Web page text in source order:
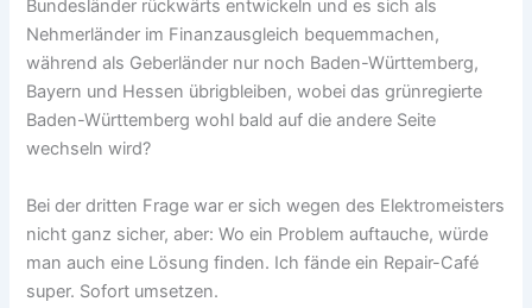
Bundesländer rückwärts entwickeln und es sich als
Nehmerländer im Finanzausgleich bequemmachen,
während als Geberländer nur noch Baden-Württemberg,
Bayern und Hessen übrigbleiben, wobei das grünregierte
Baden-Württemberg wohl bald auf die andere Seite
wechseln wird?
Bei der dritten Frage war er sich wegen des Elektromeisters
nicht ganz sicher, aber: Wo ein Problem auftauche, würde
man auch eine Lösung finden. Ich fände ein Repair-Café
super. Sofort umsetzen.